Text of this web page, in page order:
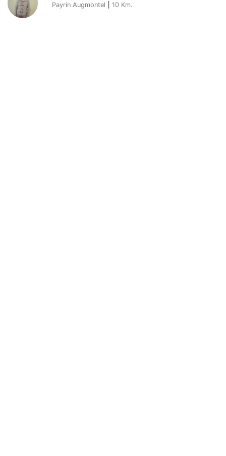
Payrin Augmontel 10 Km.